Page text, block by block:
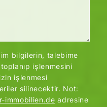
bilgilerin, talebime
işlenmesini
işlenmesi
silinecektir. Not:
immobilien.de adresine